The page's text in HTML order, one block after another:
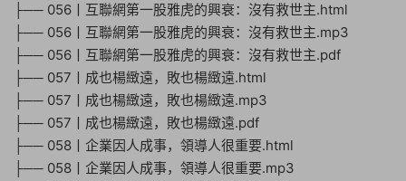
├── 056丨互聯網第一股雅虎的興衰：沒有救世主.html
├── 056丨互聯網第一股雅虎的興衰：沒有救世主.mp3
├── 056丨互聯網第一股雅虎的興衰：沒有救世主.pdf
├── 057丨成也楊緻遠，敗也楊緻遠.html
├── 057丨成也楊緻遠，敗也楊緻遠.mp3
├── 057丨成也楊緻遠，敗也楊緻遠.pdf
├── 058丨企業因人成事，領導人很重要.html
├── 058丨企業因人成事，領導人很重要.mp3